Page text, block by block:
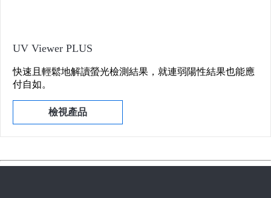
UV Viewer PLUS
快速且輕鬆地解讀螢光檢測結果，就連弱陽性結果也能應
付自如。
檢視產品